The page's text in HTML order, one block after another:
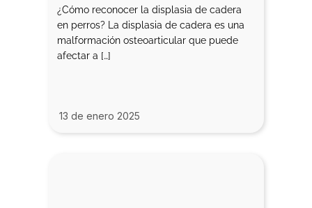
¿Cómo reconocer la displasia de cadera
en perros? La displasia de cadera es una
malformación osteoarticular que puede
afectar a […]
13 de enero 2025